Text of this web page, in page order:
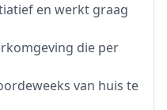
en werkt graag
die per
van huis te